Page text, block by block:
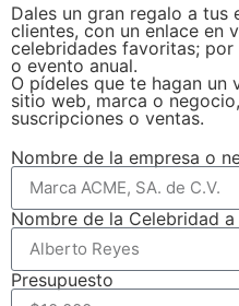
Dales un gran regalo a tus
clientes, con un enlace en
celebridades favoritas;
o evento anual.
O pídeles que te hagan
sitio web, marca o
suscripciones o ventas.
Nombre de la empresa o
Nombre de la Celebridad
Presupuesto